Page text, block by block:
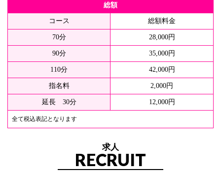
総額
コース 総額料金
70分 28,000円
90分 35,000円
110分 42,000円
指名料 2,000円
延長 30分 12,000円
全て税込表記となります
求人
RECRUIT